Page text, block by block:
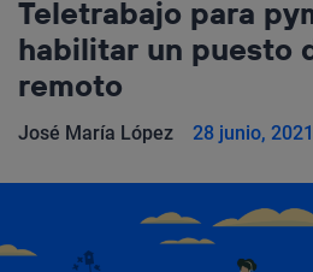
Teletrabajo para
habilitar un puesto
remoto
José María López 28 junio, 2021